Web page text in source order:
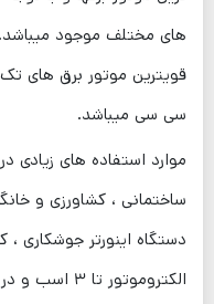
سی سی میباشد.
موارد استفاده های
ساختمانی ، کشاورزی و